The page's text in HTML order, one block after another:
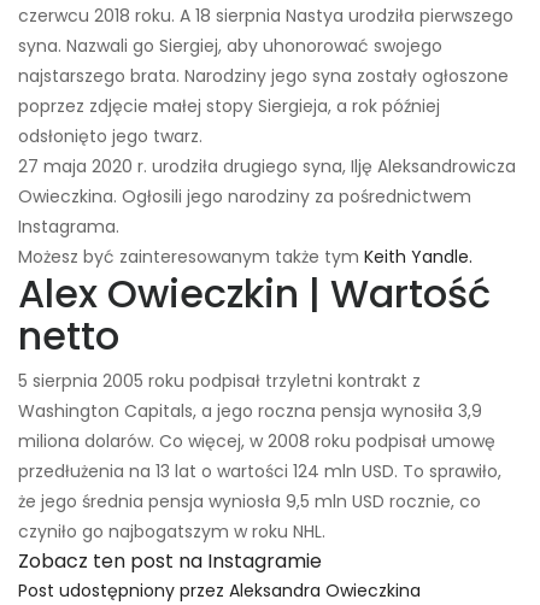
czerwcu 2018 roku. A 18 sierpnia Nastya urodziła pierwszego
syna. Nazwali go Siergiej, aby uhonorować swojego
najstarszego brata. Narodziny jego syna zostały ogłoszone
poprzez zdjęcie małej stopy Siergieja, a rok później
odsłonięto jego twarz.
27 maja 2020 r. urodziła drugiego syna, Ilję Aleksandrowicza
Owieczkina. Ogłosili jego narodziny za pośrednictwem
Instagrama.
Możesz być zainteresowanym także tym Keith Yandle.
Alex Owieczkin | Wartość
netto
5 sierpnia 2005 roku podpisał trzyletni kontrakt z
Washington Capitals, a jego roczna pensja wynosiła 3,9
miliona dolarów. Co więcej, w 2008 roku podpisał umowę
przedłużenia na 13 lat o wartości 124 mln USD. To sprawiło,
że jego średnia pensja wyniosła 9,5 mln USD rocznie, co
czyniło go najbogatszym w roku NHL.
Zobacz ten post na Instagramie
Post udostępniony przez Aleksandra Owieczkina